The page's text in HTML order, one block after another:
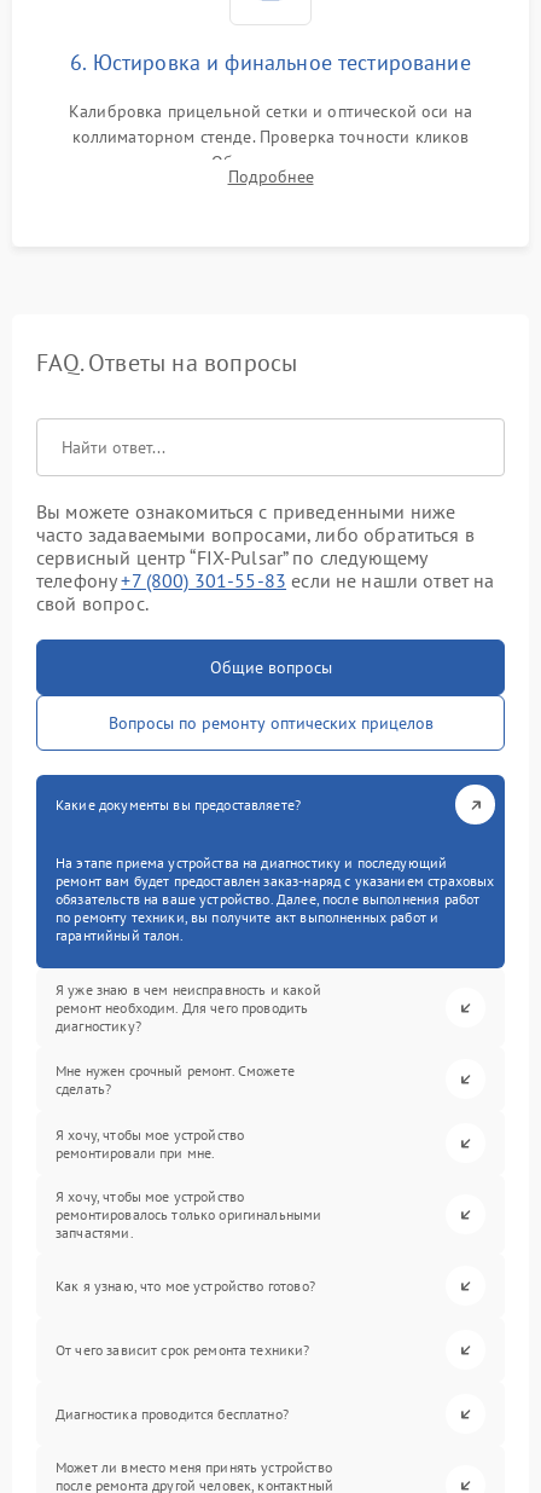
6. Юстировка и финальное тестирование
Калибровка прицельной сетки и оптической оси на
коллиматорном стенде. Проверка точности кликов
механизма поправок. Обязательное испытание прицела на
ударном стенде для проверки устойчивости к отдаче и
Подробнее
FAQ. Ответы на вопросы
Вы можете ознакомиться с приведенными ниже
часто задаваемыми вопросами, либо обратиться в
сервисный центр “FIX-Pulsar” по следующему
телефону+7 (800) 301-55-83 если не нашли ответ на
свой вопрос.
Общие вопросы
Вопросы по ремонту оптических прицелов
Какие документы вы предоставляете?
На этапе приема устройства на диагностику и последующий
ремонт вам будет предоставлен заказ-наряд с указанием страховых
обязательств на ваше устройство. Далее, после выполнения работ
по ремонту техники, вы получите акт выполненных работ и
гарантийный талон.
Я уже знаю в чем неисправность и какой
ремонт необходим. Для чего проводить
диагностику?
Мне нужен срочный ремонт. Сможете
сделать?
Я хочу, чтобы мое устройство
ремонтировали при мне.
Я хочу, чтобы мое устройство
ремонтировалось только оригинальными
запчастями.
Как я узнаю, что мое устройство готово?
От чего зависит срок ремонта техники?
Диагностика проводится бесплатно?
Может ли вместо меня принять устройство
после ремонта другой человек, контактный